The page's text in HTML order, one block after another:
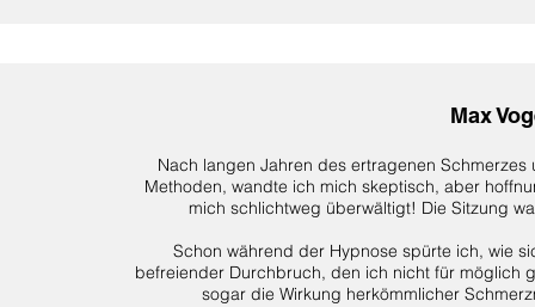
Max
Nach langen Jahren des ertragenen
Methoden, wandte ich mich skeptisch, aber
mich schlichtweg überwältigt! Die Sitzung
Schon während der Hypnose spürte ich, wie
befreiender Durchbruch, den ich nicht für möglich
sogar die Wirkung herkömmlicher